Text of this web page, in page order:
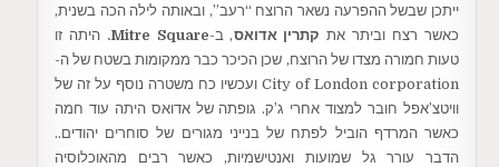
ייתכן שבשל ההפרעה נשאר הרוצח “רעב”, ובאותה לילה הכה בשנית,
כאשר רצח וביתר את קתרין אדואס, ב-Mitre Square. היתה זו
טעות חמורה מצדו של הרוצח, שכן הכיכר כבר ממקומות בשטח של ה-
City of London corporation ועכשיו כח משטרה נוסף על זה של
וויטצ’אפל חובר למצוד אחרי ג’ק. גופתה של אדואס היתה עוד חמה
כאשר המרדף הוביל לפתח של בנייני מגורים של סוחרים יהודים..
הדבר עורר גל שמועות ואנטישמיות, כאשר רבים מהאוכלוסיה